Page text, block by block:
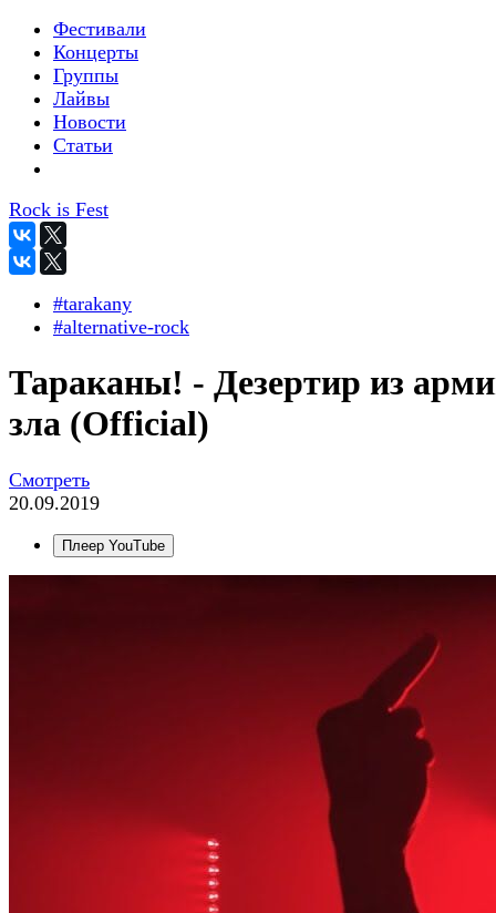
Фестивали
Концерты
Группы
Лайвы
Новости
Статьи
Rock is Fest
#tarakany
#alternative-rock
Тараканы! - Дезертир из
зла (Official)
Смотреть
20.09.2019
Плеер YouTube